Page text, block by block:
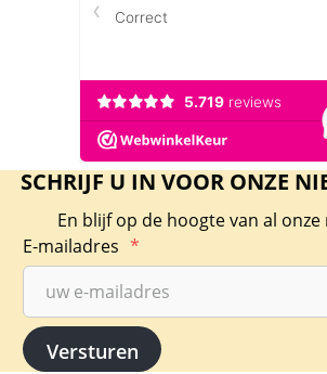
SCHRIJF U IN VOOR ONZE
En blijf op de hoogte van al onze
E-mailadres *